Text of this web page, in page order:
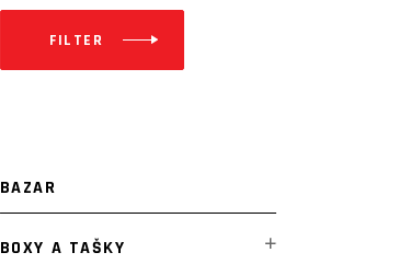
FILTER
BAZAR
BOXY A TAŠKY